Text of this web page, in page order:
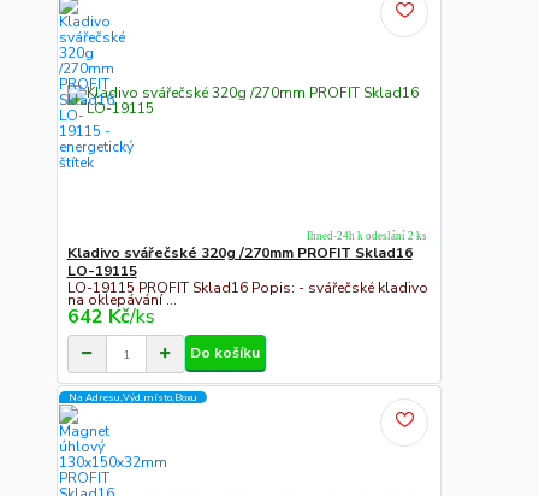
Kladivo svářečské 320g /270mm PROFIT Sklad16
LO-19115
LO-19115 PROFIT Sklad16 Popis: - svářečské kladivo
na oklepávání ...
642 Kč/ks
Ihned-24h k odeslání 2 ks
Do košíku
Na Adresu,Výd.místo,Boxu